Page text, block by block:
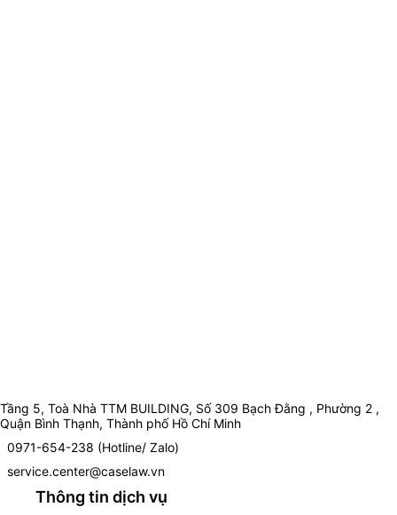
Tầng 5, Toà Nhà TTM BUILDING, Số 309 Bạch Đằng , Phường 2 ,
Quận Bình Thạnh, Thành phố Hồ Chí Minh
0971-654-238 (Hotline/ Zalo)
service.center@caselaw.vn
Thông tin dịch vụ